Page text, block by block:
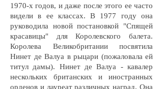
1970-х годов, и даже после этого ее часто
видели в ее классах. В 1977 году она
руководила новой постановкой "Спящей
красавицы" для Королевского балета.
Королева Великобритании посвятила
Нинет де Валуа в рыцари (пожаловала ей
титул дамы). Нинет де Валуа - кавалер
нескольких британских и иностранных
орденов и лауреат различных наград. Она